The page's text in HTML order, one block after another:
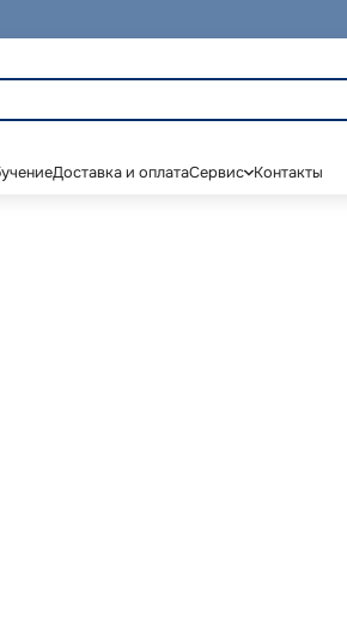
Доставка и оплатаСервис Контакты